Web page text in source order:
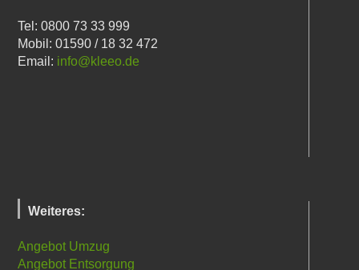
Tel: 0800 73 33 999
Mobil: 01590 / 18 32 472
Email: info@kleeo.de
Weiteres:
Angebot Umzug
Angebot Entsorgung